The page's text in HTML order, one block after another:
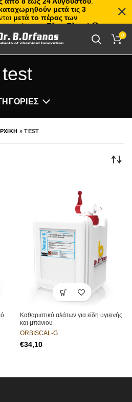
0
test
»TEST
Καθαριστικό αλάτων για είδη υγιεινής
και μπάνιου
ORBISCAL-G
€
μετά τις 3
μετά το πέρας των
Πλιτς Πλατς!🏖️🌊